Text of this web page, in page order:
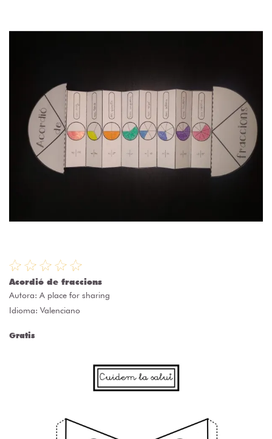
Acordió de fraccions
Autora: A place for sharing
Idioma: Valenciano
Gratis